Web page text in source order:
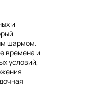
и
шармом.
времена и
условий,